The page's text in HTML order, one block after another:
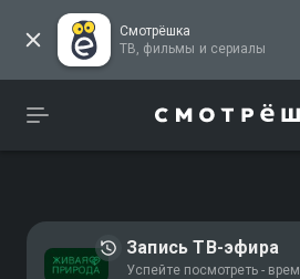
Смотрёшка
ТВ, фильмы и сериалы
Запись ТВ-эфира
Успейте посмотреть -